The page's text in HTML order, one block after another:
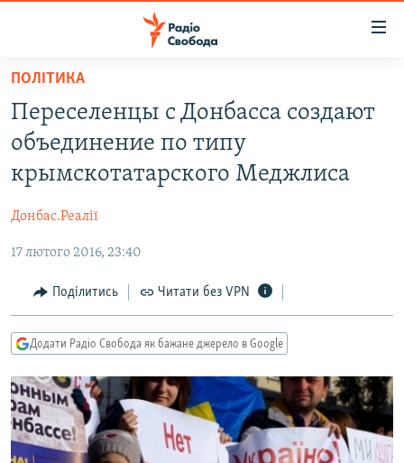
Перейти
основного
матеріалу
до
основної
Перейти
пошуку
ВСЕ ЗА ДОБУ
СУСПІЛЬСТВО
КУЛЬТУРА
УКРАЇНА
СВІТ
РОСІЙСЬКА «ФІЛЬТРАЦІЯ»
ДОНБАС.РЕАЛІЇ
КРИМ.РЕАЛІЇ
СХЕМИ
КИТАЙ.ВИКЛИКИ
МУЛЬТИМЕДІА
ФОТО
ПОЛІТИКА
Переселенцы с Донбасса создают
объединение по типу
крымскотатарского Меджлиса
Донбас.Реалії
17 лютого 2016, 23:40
Поділитись Читати без VPN
Додати Радіо Свобода як бажане джерело в Google